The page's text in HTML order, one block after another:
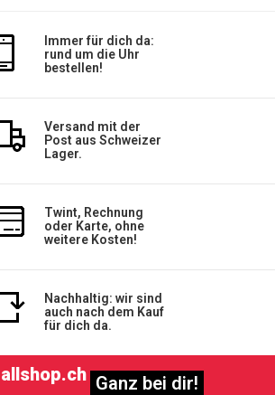
Immer für dich da:
rund um die Uhr
bestellen!
Versand mit der
Post aus Schweizer
Lager.
Twint, Rechnung
oder Karte, ohne
weitere Kosten!
Nachhaltig: wir sind
auch nach dem Kauf
für dich da.
Ganz bei dir!